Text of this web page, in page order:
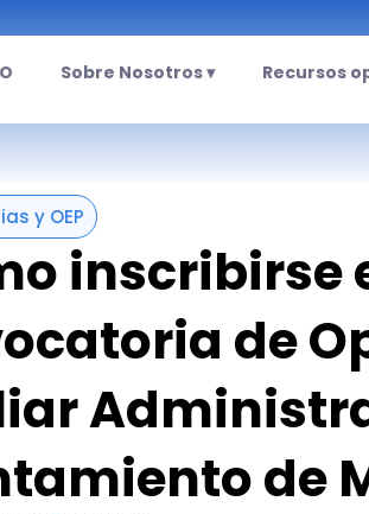
Sobre Nosotros ▾ Recursos
y OEP
inscribirse
de
de